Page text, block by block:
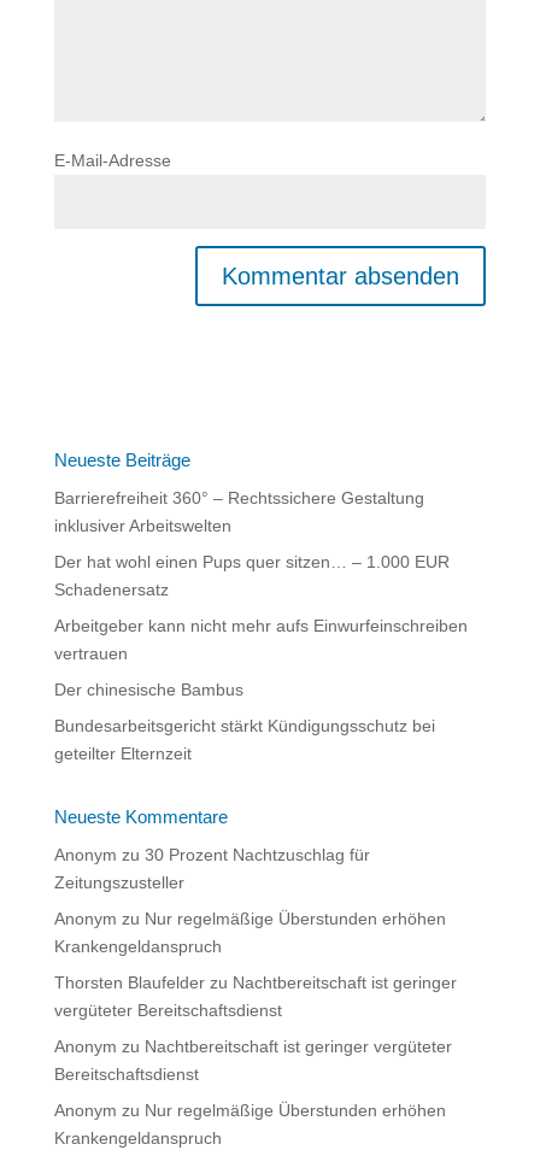
E-Mail-Adresse
n
v
e
:
Neueste Beiträge
Barrierefreiheit 360° – Rechtssichere Gestaltung
inklusiver Arbeitswelten
Der hat wohl einen Pups quer sitzen… – 1.000 EUR
Schadenersatz
Arbeitgeber kann nicht mehr aufs Einwurfeinschreiben
vertrauen
Der chinesische Bambus
Bundesarbeitsgericht stärkt Kündigungsschutz bei
geteilter Elternzeit
Neueste Kommentare
Anonym zu 30 Prozent Nachtzuschlag für
Zeitungszusteller
Anonym zu Nur regelmäßige Überstunden erhöhen
Krankengeldanspruch
Thorsten Blaufelderzu Nachtbereitschaft ist geringer
vergüteter Bereitschaftsdienst
Anonym zu Nachtbereitschaft ist geringer vergüteter
Bereitschaftsdienst
Anonym zu Nur regelmäßige Überstunden erhöhen
Krankengeldanspruch